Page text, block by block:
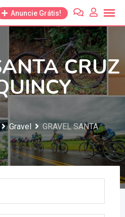
Anuncie Grátis!
CRUZ
Gravel
GRAVEL SANTA